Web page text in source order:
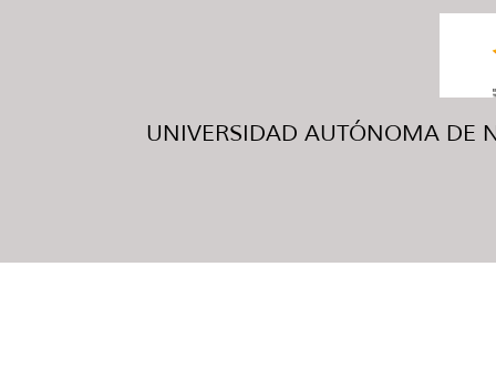
UNIVERSIDAD AUTÓNOMA DE